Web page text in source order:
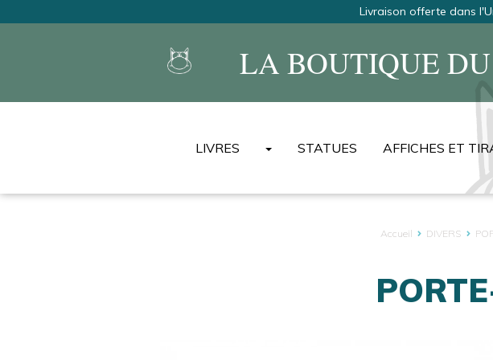
Livraison offerte dans
LA BOUTIQUE
LIVRES
ALBUMS DU CHAT
STATUES AFFICHES ET
AFFICHES
SÉRIGRAPHIES
DERNIERS
Accueil DIVERS